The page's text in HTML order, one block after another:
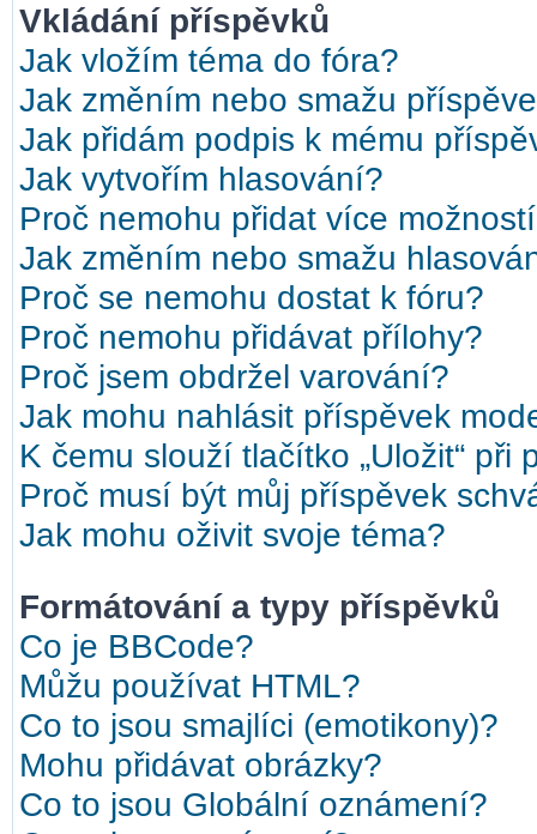
Vkládání příspěvků
Jak vložím téma do fóra?
Jak změním nebo smažu
Jak přidám podpis k mému
Jak vytvořím hlasování?
Proč nemohu přidat více
Jak změním nebo smažu
Proč se nemohu dostat k fóru?
Proč nemohu přidávat přílohy?
Proč jsem obdržel varování?
Jak mohu nahlásit příspěvek
K čemu slouží tlačítko „Uložit“ při
Proč musí být můj příspěvek
Jak mohu oživit svoje téma?
Formátování a typy příspěvků
Co je BBCode?
Můžu používat HTML?
Co to jsou smajlíci (emotikony)?
Mohu přidávat obrázky?
Co to jsou Globální oznámení?